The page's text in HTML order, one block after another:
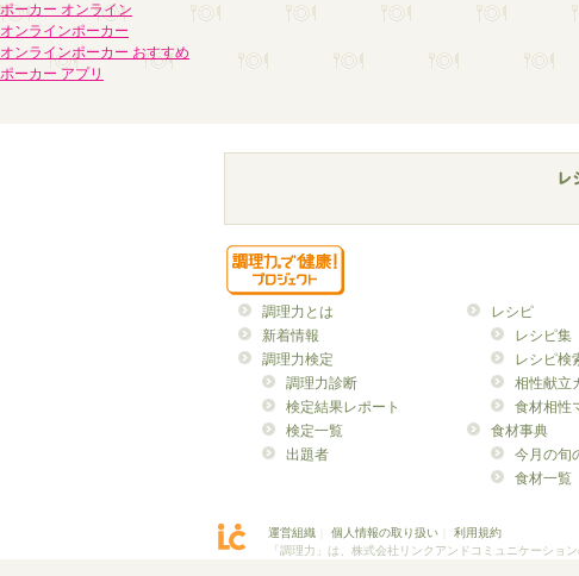
ポーカー オンライン
オンラインポーカー
オンラインポーカー おすすめ
ポーカー アプリ
調理力とは
新着情報
調理力検定
調理力診断
検定結果レポート
検定一覧
出題者
レシピ
レシピ集
レシピ検
相性献立
食材相性
食材事典
今月の旬
食材一覧
運営組織 個人情報の取り扱い
利用規約
「調理力」は、株式会社リンクアンドコミュニケーショ